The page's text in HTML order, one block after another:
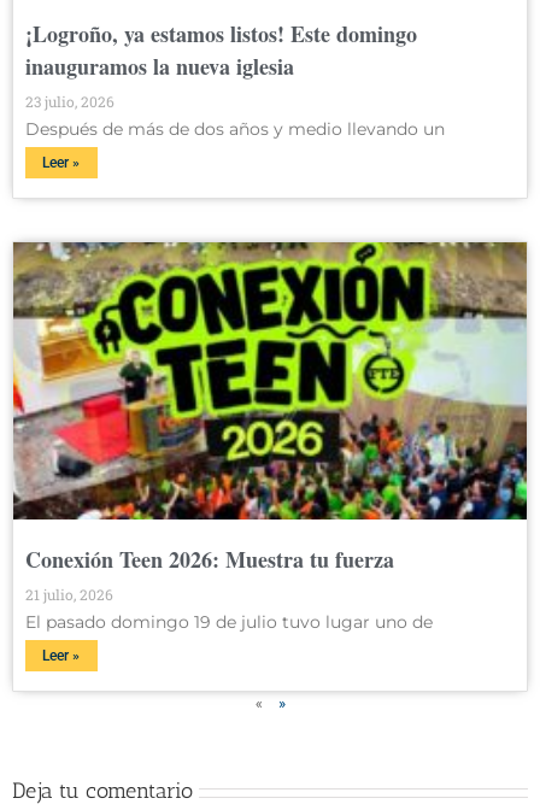
¡Logroño, ya estamos listos! Este domingo
inauguramos la nueva iglesia
23 julio, 2026
Después de más de dos años y medio llevando un
Leer »
Conexión Teen 2026: Muestra tu fuerza
21 julio, 2026
El pasado domingo 19 de julio tuvo lugar uno de
Leer »
« »
Deja tu comentario